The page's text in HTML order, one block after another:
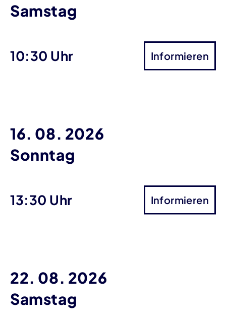
Samstag
10:30 Uhr Informieren
16. 08. 2026
Sonntag
13:30 Uhr Informieren
22. 08. 2026
Samstag